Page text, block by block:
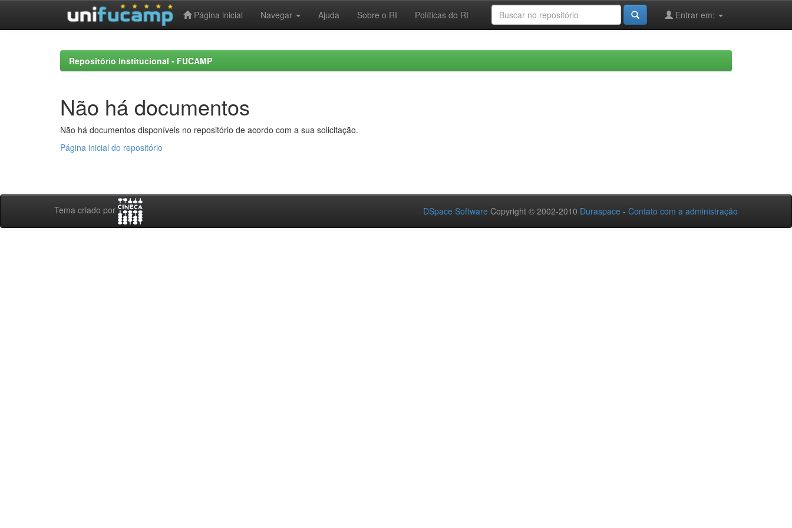
Página inicial Navegar Ajuda Sobre o RI Políticas do RI Entrar em:
Repositório Institucional - FUCAMP
Não há documentos
Não há documentos disponíveis no repositório de acordo com a sua solicitação.
Página inicial do repositório
Tema criado por DSpace Software Copyright © 2002-2010 Duraspace - Contato com a administração